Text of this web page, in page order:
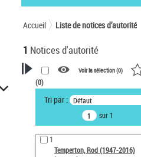
Accueil Liste de notices d’autorité
1 Notices d'autorité
VOTRE RECHERCHE
Recherche avancée dans les
notices d’autorité
Œuvres liées à l'auteur :
Temperton, Rod (1947-2016)
Voir la sélection (0)
(0)
Tri par : Défaut
sur 1
1
Temperton, Rod (1947-2016)